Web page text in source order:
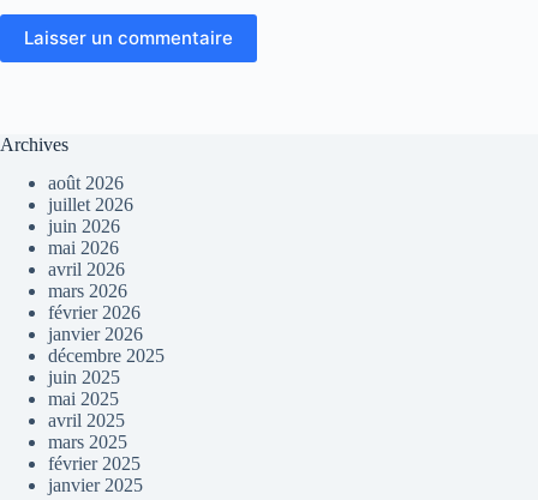
Laisser un commentaire
Archives
août 2026
juillet 2026
juin 2026
mai 2026
avril 2026
mars 2026
février 2026
janvier 2026
décembre 2025
juin 2025
mai 2025
avril 2025
mars 2025
février 2025
janvier 2025